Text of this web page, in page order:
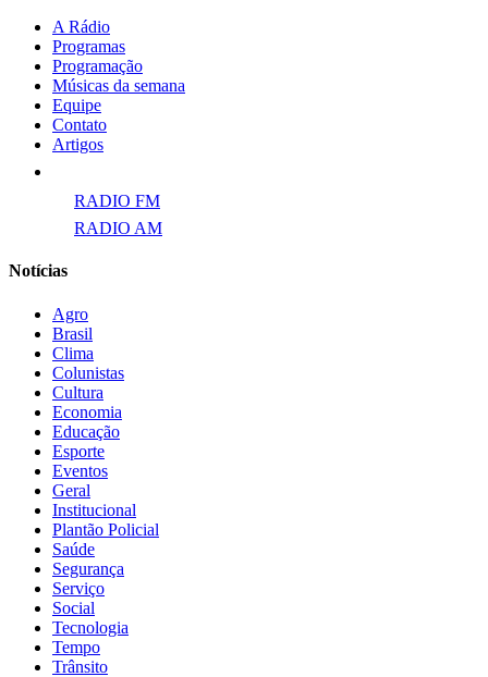
A Rádio
Programas
Programação
Músicas da semana
Equipe
Contato
Artigos
RADIO FM
RADIO AM
Notícias
Agro
Brasil
Clima
Colunistas
Cultura
Economia
Educação
Esporte
Eventos
Geral
Institucional
Plantão Policial
Saúde
Segurança
Serviço
Social
Tecnologia
Tempo
Trânsito